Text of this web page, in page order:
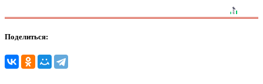
Поделиться: